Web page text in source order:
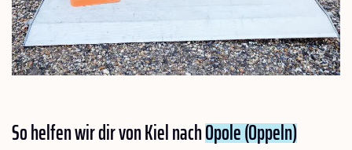
So helfen wir dir von Kiel nachOpole (Oppeln)